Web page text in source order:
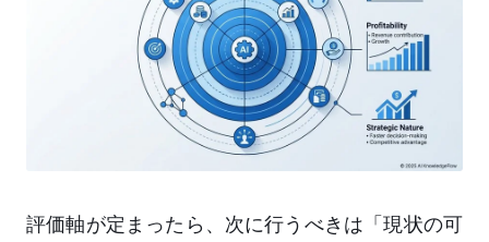
評価軸が定まったら、次に行うべきは「現状の可